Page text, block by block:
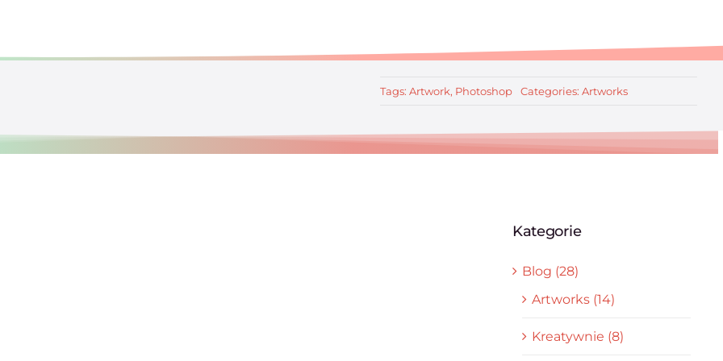
Tags:Artwork, Photoshop Categories:Artworks
Kategorie
Blog (28)
Artworks (14)
Kreatywnie (8)